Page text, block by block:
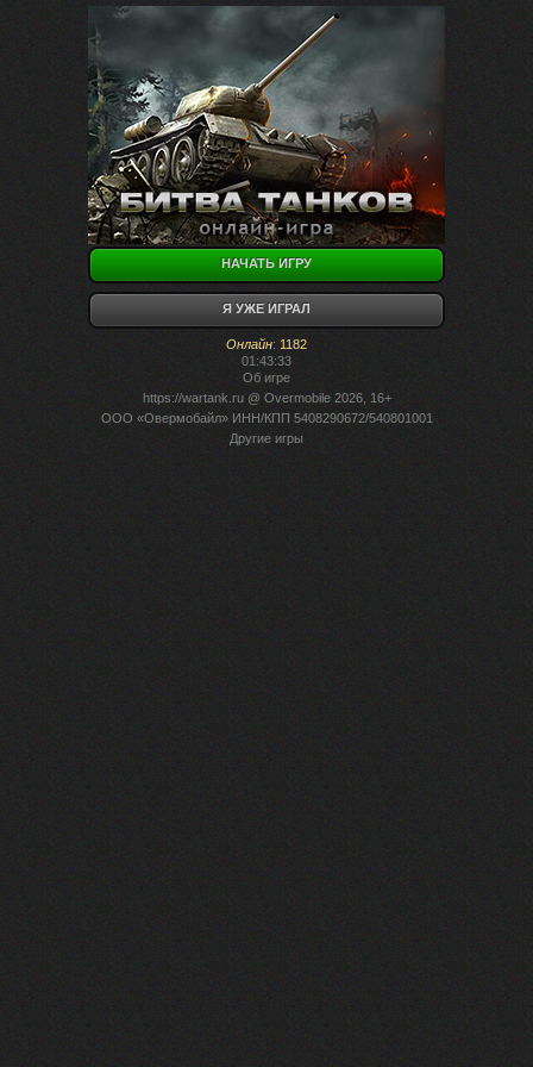
НАЧАТЬ ИГРУ
Я УЖЕ ИГРАЛ
Онлайн: 1182
01:43:33
Об игре
https://wartank.ru@ Overmobile 2026, 16+
ООО «Овермобайл» ИНН/КПП 5408290672/540801001
Другие игры